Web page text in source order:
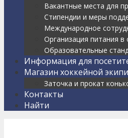
Вакантные места для
Стипендии и меры
Международное
Организация питания в
Образовательные
Информация для
Магазин хоккейной
Заточка и прокат
Контакты
Найти